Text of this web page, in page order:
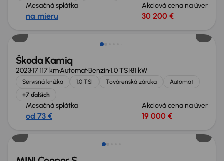
Mesačná splátka
na mieru
Akciová cena na úver
30 200 €
Zlacnené o 400 €
Škoda Kamiq
202317 117 kmAutomatBenzín1.0 TSI81 kW
Servisná knižka 1.0 TSI Továrenská záruka
Automat
+7 ďalších
Mesačná splátka
od 73 €
Akciová cena na úver
19 000 €
Zlacnené o 700 €